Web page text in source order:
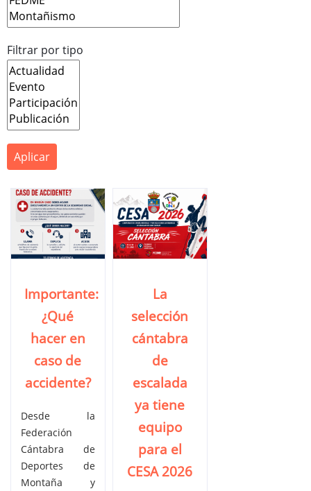
Filtrar por tipo
Importante:
¿Qué
hacer en
caso de
accidente?
Desde la
Federación
Cántabra de
Deportes de
Montaña y
La
selección
cántabra
de
escalada
ya tiene
equipo
para el
CESA 2026